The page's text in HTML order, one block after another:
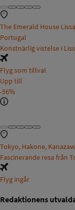
The Emerald House
Portugal
Konstnärlig vistelse i
Flyg som tillval
Upp till
-56%
Tokyo, Hakone,
Fascinerande resa från
Flyg ingår
Redaktionens